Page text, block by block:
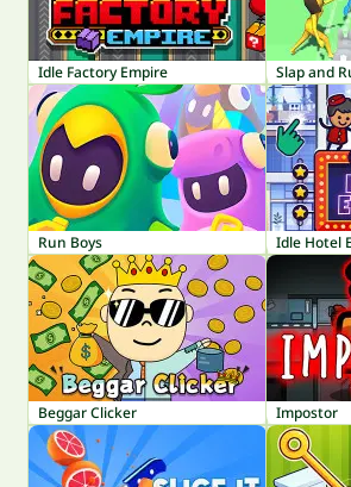
Idle Factory Empire Slap and
Run Boys Idle Hotel
Beggar Clicker Impostor